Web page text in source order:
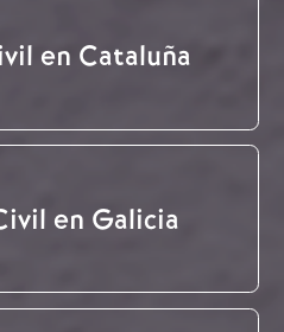
en Cataluña
en Galicia